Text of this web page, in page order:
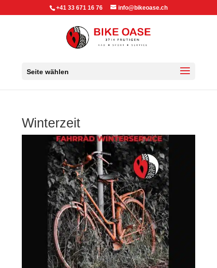
+41 33 671 16 76 info@bikeoase.ch
Seite wählen
Winterzeit